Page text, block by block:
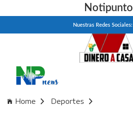
Notipunto
Nuestras Redes Sociales:
Home
Deportes